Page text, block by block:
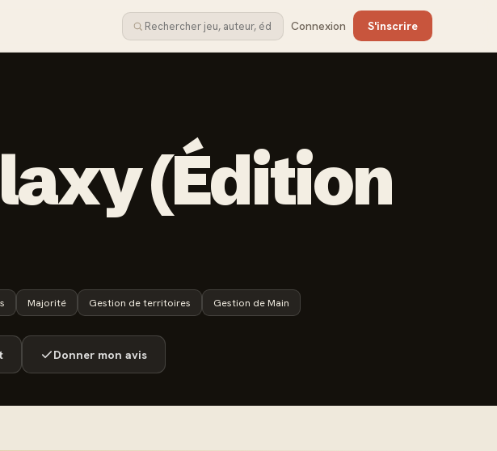
Connexion S'inscrire
(Édition
Majorité Gestion de territoires Gestion de Main
Donner mon avis